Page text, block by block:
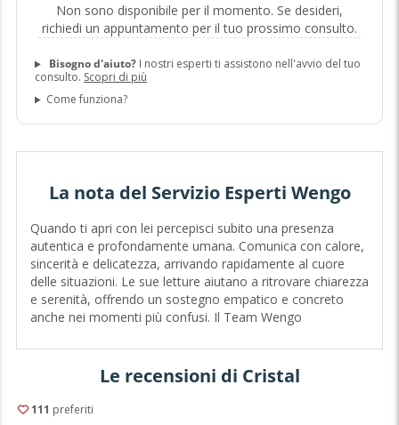
Non sono disponibile per il momento. Se desideri,
richiedi un appuntamento per il tuo prossimo consulto.
Bisogno d'aiuto?I nostri esperti ti assistono nell'avvio del tuo
consulto. Scopri di più
Come funziona?
La nota del Servizio Esperti Wengo
Quando ti apri con lei percepisci subito una presenza
autentica e profondamente umana. Comunica con calore,
sincerità e delicatezza, arrivando rapidamente al cuore
delle situazioni. Le sue letture aiutano a ritrovare chiarezza
e serenità, offrendo un sostegno empatico e concreto
anche nei momenti più confusi. Il Team Wengo
Le recensioni di Cristal
111 preferiti